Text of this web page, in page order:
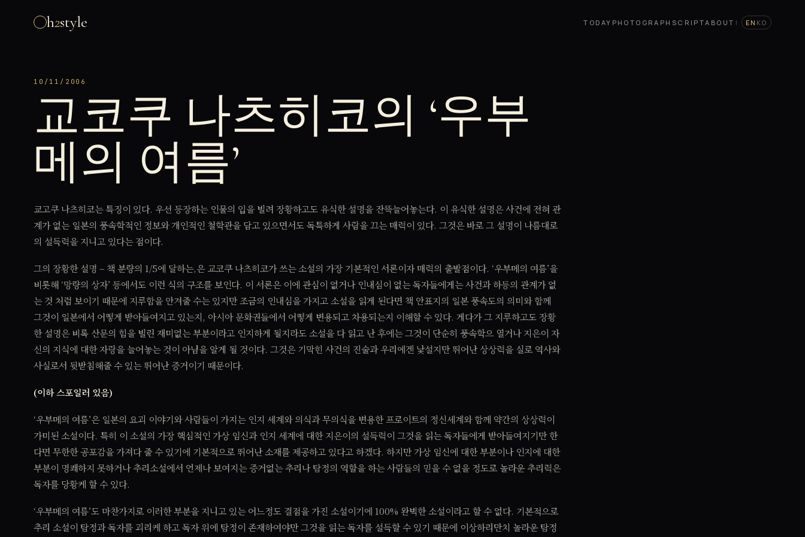
h2style TODAY PHOTOGRAPH SCRIPTABOUT | EN KO
10/11/2006
교코쿠 나츠히코의 ‘우부
메의 여름’
쿄고쿠 나츠히코는 특징이 있다. 우선 등장하는 인물의 입을 빌려 장황하고도 유식한 설명을 잔뜩늘어놓는다. 이 유식한 설명은 사건에 전혀 관
계가 없는 일본의 풍속학적인 정보와 개인적인 철학관을 담고 있으면서도 독특하게 사람을 끄는 매력이 있다. 그것은 바로 그 설명이 나름대로
의 설득력을 지니고 있다는 점이다.
그의 장황한 설명 – 책 분량의 1/5에 달하는,은 교코쿠 나츠히코가 쓰는 소설의 가장 기본적인 서론이자 매력의 출발점이다. ‘우부메의 여름’을
비롯해 ‘망량의 상자’ 등에서도 이런 식의 구조를 보인다. 이 서론은 이에 관심이 없거나 인내심이 없는 독자들에게는 사건과 하등의 관계가 없
는 것 처럼 보이기 때문에 지루함을 안겨줄 수는 있지만 조금의 인내심을 가지고 소설을 읽게 된다면 책 안표지의 일본 풍속도의 의미와 함께
그것이 일본에서 어떻게 받아들여지고 있는지, 아시아 문화권들에서 어떻게 변용되고 차용되는지 이해할 수 있다. 게다가 그 지루하고도 장황
한 설명은 비록 산문의 힘을 빌린 재미없는 부분이라고 인지하게 될지라도 소설을 다 읽고 난 후에는 그것이 단순히 풍속학으 열거나 지은이 자
신의 지식에 대한 자랑을 늘어놓는 것이 아님을 알게 될 것이다. 그것은 기막힌 사건의 진술과 우리에겐 낯설지만 뛰어난 상상력을 실로 역사와
사실로서 뒷받침해줄 수 있는 뛰어난 증거이기 때문이다.
(이하 스포일러 있음)
‘우부메의 여름’은 일본의 요괴 이야기와 사람들이 가지는 인지 세계와 의식과 무의식을 변용한 프로이트의 정신세계와 함께 약간의 상상력이
가미된 소설이다. 특히 이 소설의 가장 핵심적인 가상 임신과 인지 세계에 대한 지은이의 설득력이 그것을 읽는 독자들에게 받아들여지기만 한
다면 무한한 공포감을 가져다 줄 수 있기에 기본적으로 뛰어난 소재를 제공하고 있다고 하겠다. 하지만 가상 임신에 대한 부분이나 인지에 대한
부분이 명쾌하지 못하거나 추리소설에서 언제나 보여지는 증거없는 추리나 탐정의 역할을 하는 사람들의 믿을 수 없을 정도로 놀라운 추리력은
독자를 당황케 할 수 있다.
‘우부메의 여름’도 마찬가지로 이러한 부분을 지니고 있는 어느정도 결점을 가진 소설이기에 100% 완벽한 소설이라고 할 수 없다. 기본적으로
추리 소설이 탐정과 독자를 괴리케 하고 독자 위에 탐정이 존재하여야만 그것을 읽는 독자를 설득할 수 있기 때문에 이상하리만치 놀라운 탐정